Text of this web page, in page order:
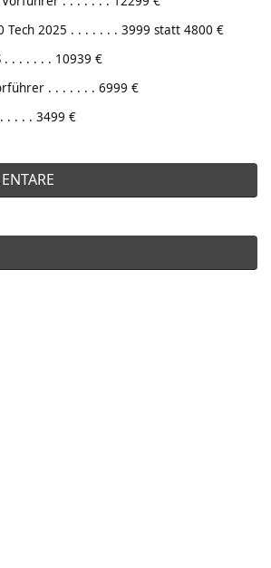
Tech 2025 . . . . . . . 3999 statt 4800 €
. . . . . . . 10939 €
. . . . . . . 6999 €
. . . . 3499 €